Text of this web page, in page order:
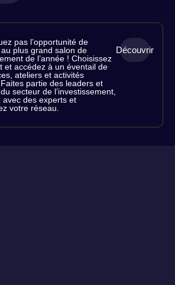
Découvrir
pas l’opportunité de
plus grand salon de
de l’année ! Choisissez
et accédez à un éventail de
ateliers et activités
partie des leaders et
secteur de l’investissement,
avec des experts et
votre réseau.